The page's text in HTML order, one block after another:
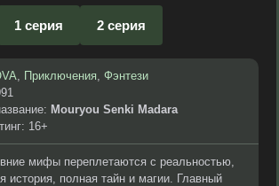
1 серия 2 серия
, Приключения, Фэнтези
Mouryou Senki Madara
16+
мифы переплетаются с реальностью,
история, полная тайн и магии. Главный